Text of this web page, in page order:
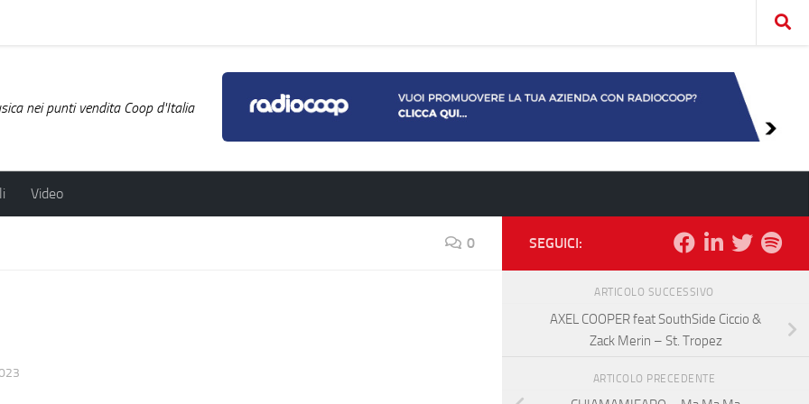
nei punti vendita Coop d'Italia
Video
0 SEGUICI:
ARTICOLO SUCCESSIVO
AXEL COOPER feat SouthSide Ciccio &
Zack Merin – St. Tropez
ARTICOLO PRECEDENTE